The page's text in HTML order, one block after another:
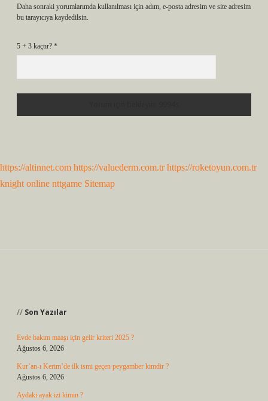
Daha sonraki yorumlarımda kullanılması için adım, e-posta adresim ve site adresim
bu tarayıcıya kaydedilsin.
5 + 3 kaçtır? *
https://altinnet.com https://valuederm.com.tr https://roketoyun.com.tr
knight online nttgame Sitemap
Son Yazılar
Evde bakım maaşı için gelir kriteri 2025 ?
Ağustos 6, 2026
Kur’an-ı Kerim’de ilk ismi geçen peygamber kimdir ?
Ağustos 6, 2026
Aydaki ayak izi kimin ?